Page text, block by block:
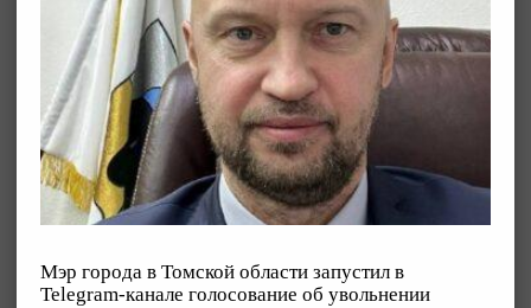
Мэр города в Томской области запустил в
Telegram-канале голосование об увольнении